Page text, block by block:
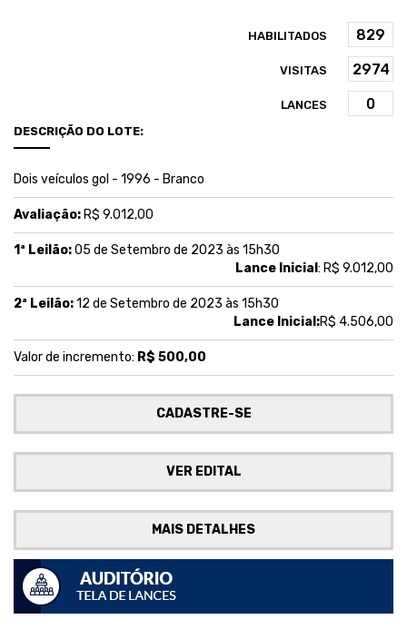
HABILITADOS
VISITAS
LANCES
DESCRIÇÃO DO LOTE:
Dois veículos gol - 1996 - Branco
Avaliação:R$ 9.012,00
1ª Leilão:05 de Setembro de 2023 às 15h30
Lance Inicial: R$ 9.012,00
2ª Leilão:12 de Setembro de 2023 às 15h30
Lance Inicial:R$ 4.506,00
Valor de incremento: R$ 500,00
CADASTRE-SE
VER EDITAL
MAIS DETALHES